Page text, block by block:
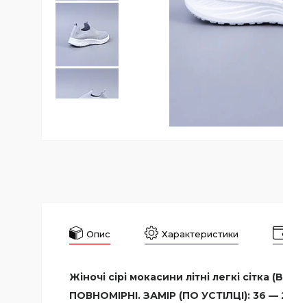
Опис Характеристики
Жіночі сірі мокасини літні легкі сітка
ПОВНОМІРНІ. ЗАМІР (ПО УСТІЛЦІ): 36